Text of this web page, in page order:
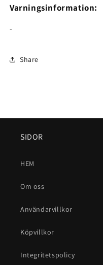
Varningsinformation:
-
Share
SIDOR
HEM
Om oss
Användarvillkor
Köpvillkor
Integritetspolicy